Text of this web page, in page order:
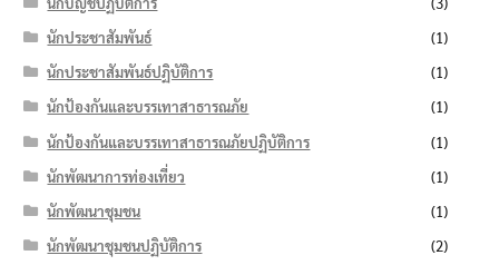
นักประชาสัมพันธ์
(1)
นักประชาสัมพันธ์ปฏิบัติการ
(1)
นักป้องกันและบรรเทาสาธารณภัย
(1)
นักป้องกันและบรรเทาสาธารณภัยปฏิบัติการ
(1)
นักพัฒนาการท่องเที่ยว
(1)
นักพัฒนาชุมชน
(1)
นักพัฒนาชุมชนปฏิบัติการ
(2)